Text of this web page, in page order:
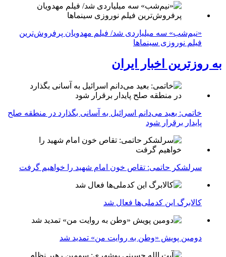
«نیم‌شب» سه میلیاردی شد/ فیلم مهدویان پرفروش‌ترین
فیلم نوروزی سینماها
به روزترین اخبار ایران
خاتمی: بعید می‌دانم اسرائیل به آسانی بگذارد در منطقه صلح
پایدار برقرار شود
سرلشکر حاتمی: تقاص خون امام شهید را خواهیم گرفت
کالابرگ این کدملی‌ها فعال شد
دومین پویش «وطن به روایت من» تمدید شد